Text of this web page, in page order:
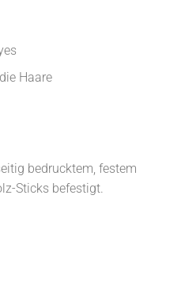
Haare
bedrucktem, festem
Sticks befestigt.